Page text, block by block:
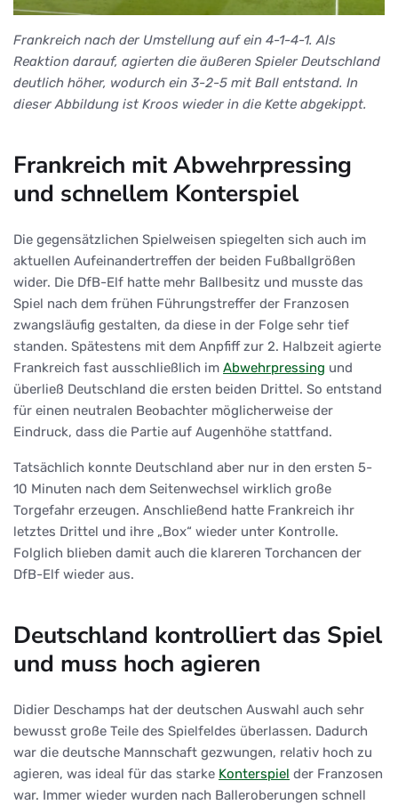
Frankreich nach der Umstellung auf ein 4-1-4-1. Als
Reaktion darauf, agierten die äußeren Spieler Deutschland
deutlich höher, wodurch ein 3-2-5 mit Ball entstand. In
dieser Abbildung ist Kroos wieder in die Kette abgekippt.
Frankreich mit Abwehrpressing
und schnellem Konterspiel
Die gegensätzlichen Spielweisen spiegelten sich auch im
aktuellen Aufeinandertreffen der beiden Fußballgrößen
wider. Die DfB-Elf hatte mehr Ballbesitz und musste das
Spiel nach dem frühen Führungstreffer der Franzosen
zwangsläufig gestalten, da diese in der Folge sehr tief
standen. Spätestens mit dem Anpfiff zur 2. Halbzeit agierte
Frankreich fast ausschließlich im Abwehrpressing und
überließ Deutschland die ersten beiden Drittel. So entstand
für einen neutralen Beobachter möglicherweise der
Eindruck, dass die Partie auf Augenhöhe stattfand.
Tatsächlich konnte Deutschland aber nur in den ersten 5-
10 Minuten nach dem Seitenwechsel wirklich große
Torgefahr erzeugen. Anschließend hatte Frankreich ihr
letztes Drittel und ihre „Box“ wieder unter Kontrolle.
Folglich blieben damit auch die klareren Torchancen der
DfB-Elf wieder aus.
Deutschland kontrolliert das Spiel
und muss hoch agieren
Didier Deschamps hat der deutschen Auswahl auch sehr
bewusst große Teile des Spielfeldes überlassen. Dadurch
war die deutsche Mannschaft gezwungen, relativ hoch zu
agieren, was ideal für das starke Konterspiel der Franzosen
war. Immer wieder wurden nach Balleroberungen schnell